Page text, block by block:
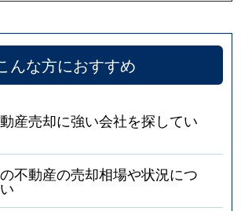
んな方におすすめ
産売却に強い会社を探してい
不動産の売却相場や状況につ